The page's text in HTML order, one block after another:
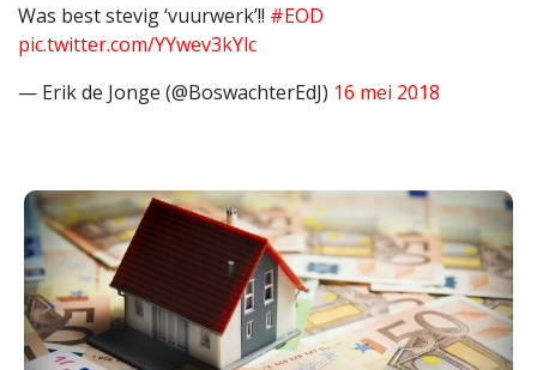
Was best stevig ‘vuurwerk’!! #EOD
pic.twitter.com/YYwev3kYlc
— Erik de Jonge (@BoswachterEdJ) 16 mei 2018